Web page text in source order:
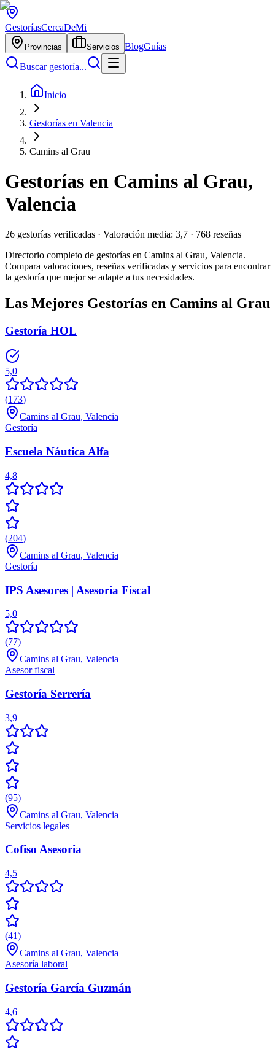
GestoríasCercaDeMi
Provincias Servicios BlogGuías
Buscar gestoría...
Inicio
Gestorías en Valencia
Camins al Grau
Gestorías en Camins al Grau,
Valencia
26 gestorías verificadas · Valoración media: 3,7 · 768 reseñas
Directorio completo de gestorías en Camins al Grau, Valencia.
Compara valoraciones, reseñas verificadas y servicios para encontrar
la gestoría que mejor se adapte a tus necesidades.
Las Mejores Gestorías en Camins al Grau
Gestoría HOL
5,0
(173)
Camins al Grau, Valencia
Gestoría
Escuela Náutica Alfa
4,8
(204)
Camins al Grau, Valencia
Gestoría
IPS Asesores | Asesoría Fiscal
5,0
(77)
Camins al Grau, Valencia
Asesor fiscal
Gestoría Serrería
3,9
(95)
Camins al Grau, Valencia
Servicios legales
Cofiso Asesoria
4,5
(41)
Camins al Grau, Valencia
Asesoría laboral
Gestoría García Guzmán
4,6